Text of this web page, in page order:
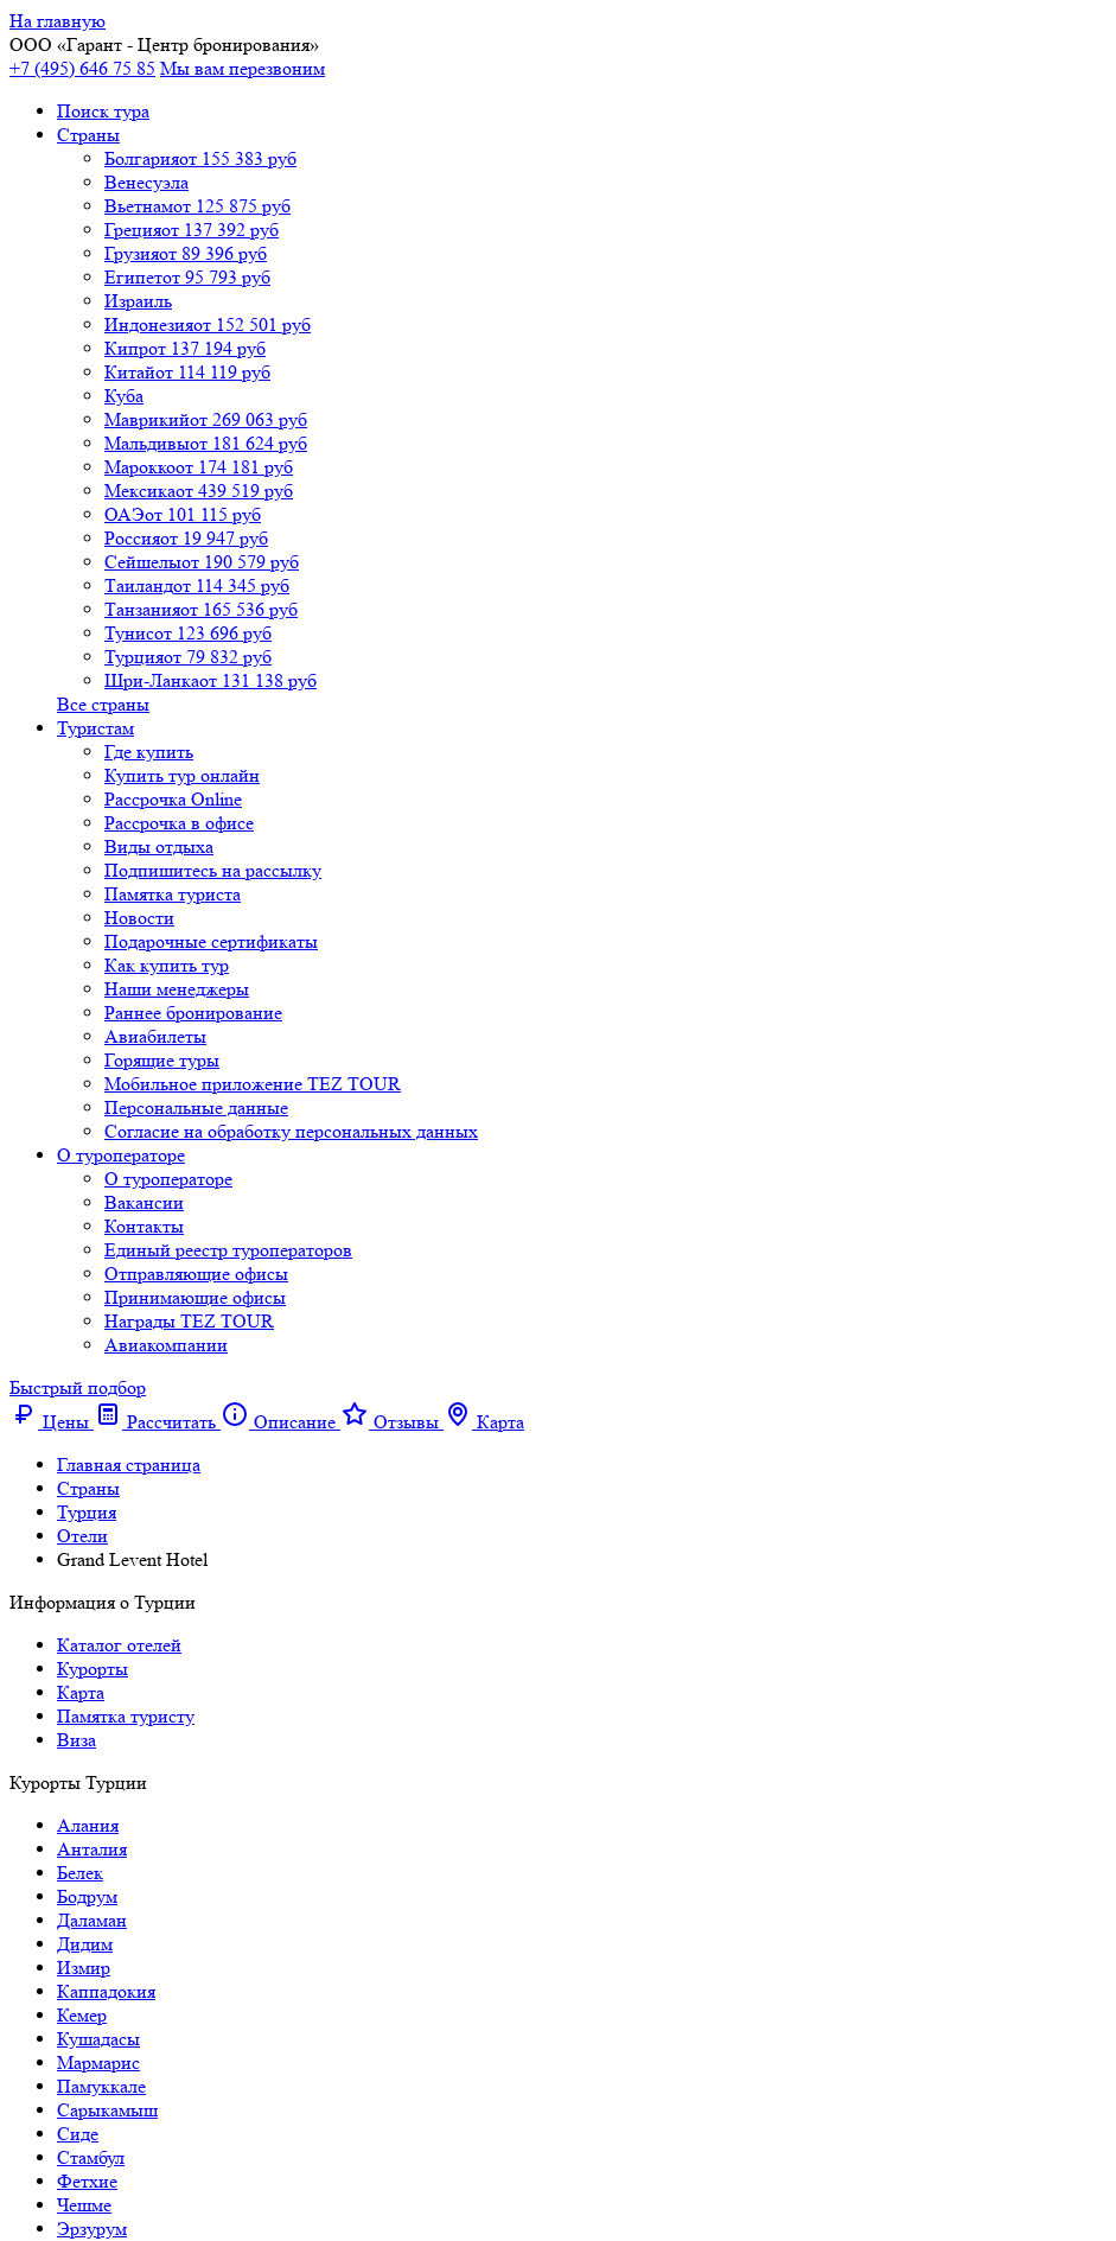
На главную
ООО «Гарант - Центр бронирования»
+7 (495) 646 75 85 Мы вам перезвоним
Поиск тура
Cтраны
Болгарияот 155 383 руб
Венесуэла
Вьетнамот 125 875 руб
Грецияот 137 392 руб
Грузияот 89 396 руб
Египетот 95 793 руб
Израиль
Индонезияот 152 501 руб
Кипрот 137 194 руб
Китайот 114 119 руб
Куба
Маврикийот 269 063 руб
Мальдивыот 181 624 руб
Мароккоот 174 181 руб
Мексикаот 439 519 руб
ОАЭот 101 115 руб
Россияот 19 947 руб
Сейшелыот 190 579 руб
Таиландот 114 345 руб
Танзанияот 165 536 руб
Тунисот 123 696 руб
Турцияот 79 832 руб
Шри-Ланкаот 131 138 руб
Все страны
Туристам
Где купить
Купить тур онлайн
Рассрочка Online
Рассрочка в офисе
Виды отдыха
Подпишитесь на рассылку
Памятка туриста
Новости
Подарочные сертификаты
Как купить тур
Наши менеджеры
Раннее бронирование
Авиабилеты
Горящие туры
Мобильное приложение TEZ TOUR
Персональные данные
Согласие на обработку персональных данных
О туроператоре
О туроператоре
Вакансии
Контакты
Единый реестр туроператоров
Отправляющие офисы
Принимающие офисы
Награды TEZ TOUR
Авиакомпании
Быстрый подбор
Цены
Рассчитать Описание Отзывы
Карта
Главная страница
Cтраны
Турция
Отели
Grand Levent Hotel
Информация о Турции
Каталог отелей
Курорты
Карта
Памятка туристу
Виза
Курорты Турции
Алания
Анталия
Белек
Бодрум
Даламан
Дидим
Измир
Каппадокия
Кемер
Кушадасы
Мармарис
Памуккале
Сарыкамыш
Сиде
Стамбул
Фетхие
Чешме
Эрзурум